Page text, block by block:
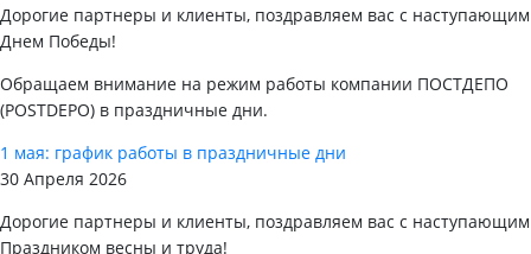
Дорогие партнеры и клиенты, поздравляем вас с наступающим
Днем Победы!
Обращаем внимание на режим работы компании ПОСТДЕПО
(POSTDEPO) в праздничные дни.
1 мая: график работы в праздничные дни
30 Апреля 2026
Дорогие партнеры и клиенты, поздравляем вас с наступающим
Праздником весны и труда!